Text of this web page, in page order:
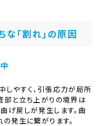
「割れ」の原因
しやすく、引張応力が局所
部と立ち上がりの境界は
げ戻しが発生します。曲
発生に繋がります。